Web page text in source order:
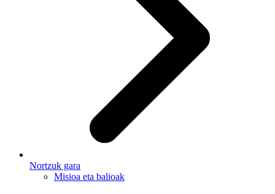
Nortzuk gara
Misioa eta balioak